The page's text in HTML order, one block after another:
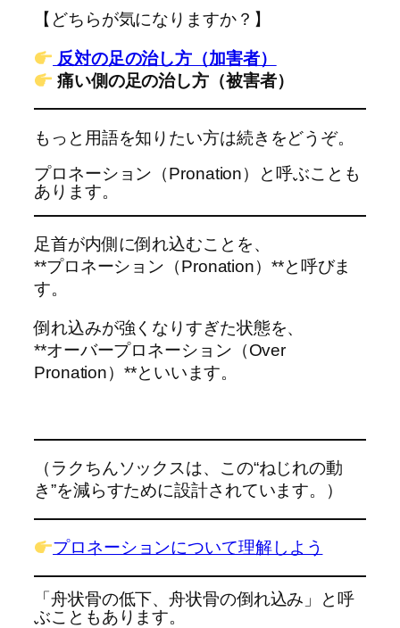
【どちらが気になりますか？】
反対の足の治し方（加害者）
痛い側の足の治し方（被害者）
もっと用語を知りたい方は続きをどうぞ。
プロネーション（Pronation）と呼ぶことも
あります。
足首が内側に倒れ込むことを、
**プロネーション（Pronation）**と呼びま
す。
倒れ込みが強くなりすぎた状態を、
**オーバープロネーション（Over
Pronation）**といいます。
（ラクちんソックスは、この“ねじれの動
き”を減らすために設計されています。）
プロネーションについて理解しよう
「舟状骨の低下、舟状骨の倒れ込み」と呼
ぶこともあります。